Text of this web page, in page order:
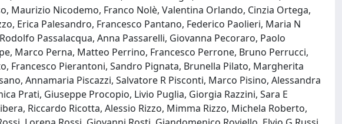
Maurizio Nicodemo, Franco Nolè, Valentina Orlando, Cinzia Ortega,
Erica Palesandro, Francesco Pantano, Federico Paolieri, Maria N
Passalacqua, Anna Passarelli, Giovanna Pecoraro, Paolo
Marco Perna, Matteo Perrino, Francesco Perrone, Bruno Perrucci,
Francesco Pierantoni, Sandro Pignata, Brunella Pilato, Margherita
Annamaria Piscazzi, Salvatore R Pisconti, Marco Pisino, Alessandra
Prati, Giuseppe Procopio, Livio Puglia, Giorgia Razzini, Sara E
Riccardo Ricotta, Alessio Rizzo, Mimma Rizzo, Michela Roberto,